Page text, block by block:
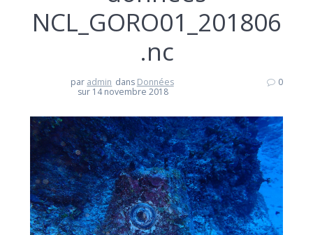
NCL_GORO01_201806
.nc
par admin dans Données
sur 14 novembre 2018
0